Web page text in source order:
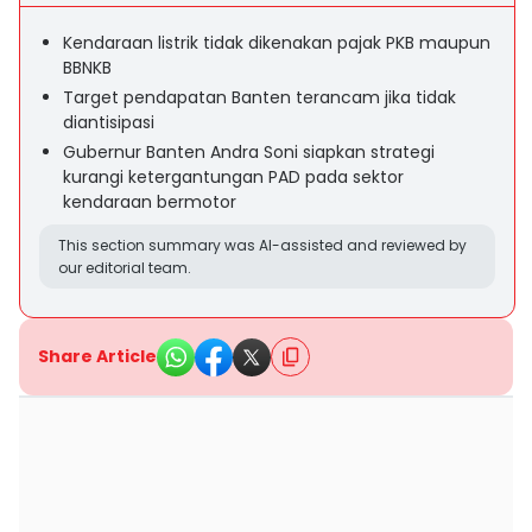
Kendaraan listrik tidak dikenakan pajak PKB maupun
BBNKB
Target pendapatan Banten terancam jika tidak
diantisipasi
Gubernur Banten Andra Soni siapkan strategi
kurangi ketergantungan PAD pada sektor
kendaraan bermotor
This section summary was AI-assisted and reviewed by
our editorial team.
Share Article